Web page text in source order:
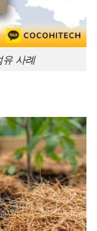
유 사례